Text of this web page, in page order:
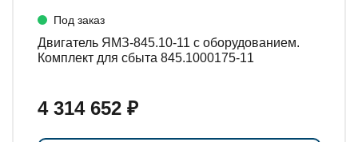
Под заказ
Двигатель ЯМЗ-845.10-11 с оборудованием.
Комплект для сбыта 845.1000175-11
4 314 652 ₽